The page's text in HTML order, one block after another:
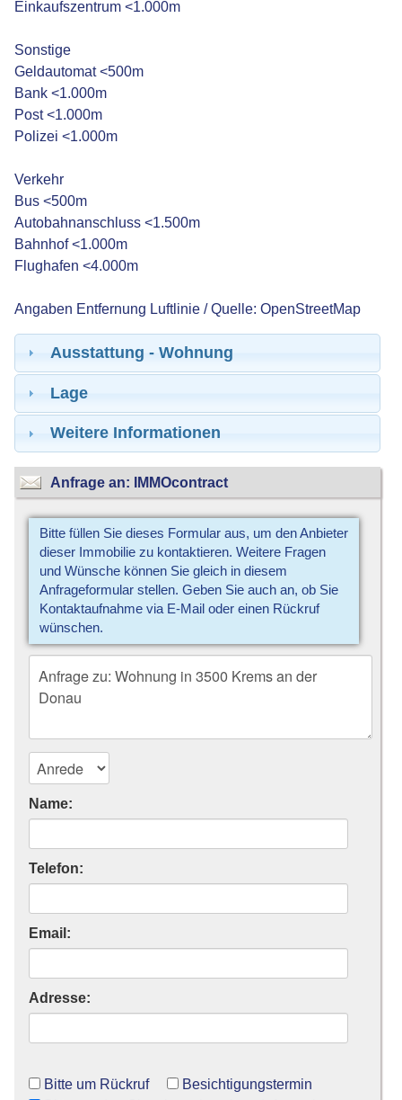
Einkaufszentrum <1.000m
Sonstige
Geldautomat <500m
Bank <1.000m
Post <1.000m
Polizei <1.000m
Verkehr
Bus <500m
Autobahnanschluss <1.500m
Bahnhof <1.000m
Flughafen <4.000m
Angaben Entfernung Luftlinie / Quelle: OpenStreetMap
Ausstattung - Wohnung
Lage
Weitere Informationen
Anfrage an: IMMOcontract
Bitte füllen Sie dieses Formular aus, um den Anbieter
dieser Immobilie zu kontaktieren. Weitere Fragen
und Wünsche können Sie gleich in diesem
Anfrageformular stellen. Geben Sie auch an, ob Sie
Kontaktaufnahme via E-Mail oder einen Rückruf
wünschen.
Name:
Telefon:
Email:
Adresse:
Bitte um Rückruf
Besichtigungstermin